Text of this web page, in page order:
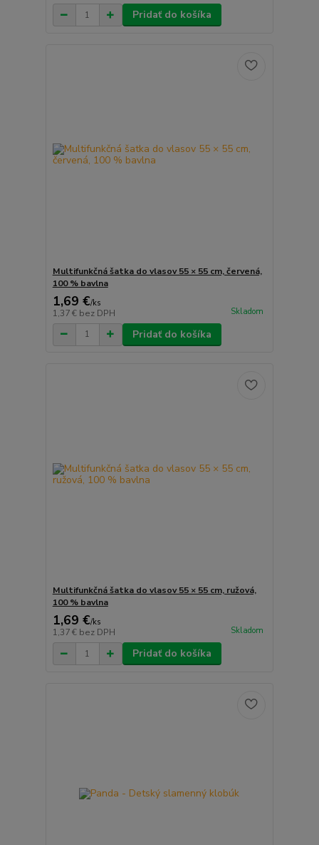
Pridať do košíka
Multifunkčná šatka do vlasov 55 × 55 cm, červená,
100 % bavlna
1,69 €/ks
1,37 € bez DPH Skladom
Pridať do košíka
Multifunkčná šatka do vlasov 55 × 55 cm, ružová,
100 % bavlna
1,69 €/ks
1,37 € bez DPH Skladom
Pridať do košíka